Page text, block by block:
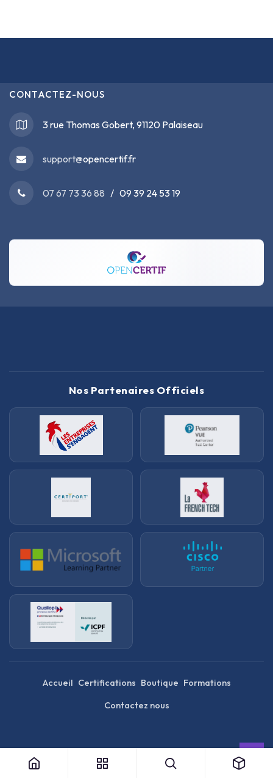
CONTACTEZ-NOUS
3 rue Thomas Gobert, 91120 Palaiseau
support@opencertif.fr
07 67 73 36 88 / 09 39 24 53 19
Nos Partenaires Officiels
Accueil Certifications Boutique Formations
Contactez nous